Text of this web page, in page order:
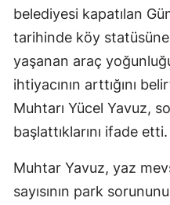
belediyesi kapatılan
tarihinde köy
yaşanan araç
ihtiyacının arttığını
Muhtarı Yücel Yavuz,
başlattıklarını ifade etti.
Muhtar Yavuz, yaz
sayısının park